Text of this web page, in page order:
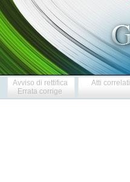
Avviso di rettifica
Errata corrige
Atti correlati